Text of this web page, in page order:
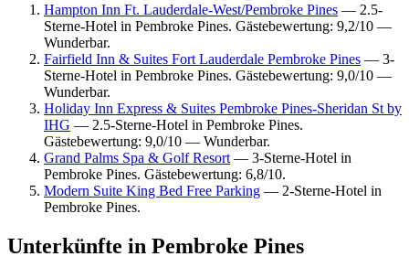
Hampton Inn Ft. Lauderdale-West/Pembroke Pines — 2.5-
Sterne-Hotel in Pembroke Pines. Gästebewertung: 9,2/10 —
Wunderbar.
Fairfield Inn & Suites Fort Lauderdale Pembroke Pines — 3-
Sterne-Hotel in Pembroke Pines. Gästebewertung: 9,0/10 —
Wunderbar.
Holiday Inn Express & Suites Pembroke Pines-Sheridan St by
IHG — 2.5-Sterne-Hotel in Pembroke Pines.
Gästebewertung: 9,0/10 — Wunderbar.
Grand Palms Spa & Golf Resort — 3-Sterne-Hotel in
Pembroke Pines. Gästebewertung: 6,8/10.
Modern Suite King Bed Free Parking — 2-Sterne-Hotel in
Pembroke Pines.
Unterkünfte in Pembroke Pines